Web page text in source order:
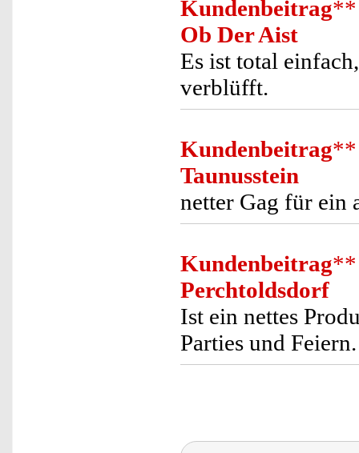
Kundenbeitrag**
Ob Der Aist
Es ist total
verblüfft.
Kundenbeitrag**
Taunusstein
netter Gag für ein
Kundenbeitrag**
Perchtoldsdorf
Ist ein nettes
Parties und Feiern.